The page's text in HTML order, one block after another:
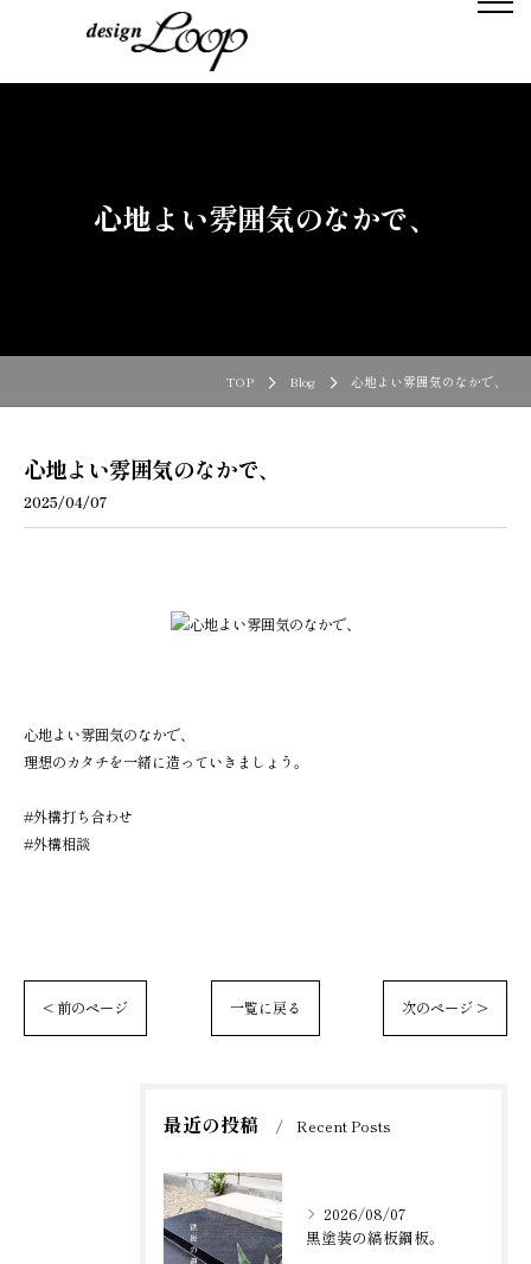
心地よい雰囲気のなかで、
TOP Blog 心地よい雰囲気のなかで、
心地よい雰囲気のなかで、
2025/04/07
心地よい雰囲気のなかで、
理想のカタチを一緒に造っていきましょう。
#外構打ち合わせ
#外構相談
< 前のページ 一覧に戻る 次のページ >
最近の投稿 Recent Posts
2026/08/07
黒塗装の縞板鋼板。